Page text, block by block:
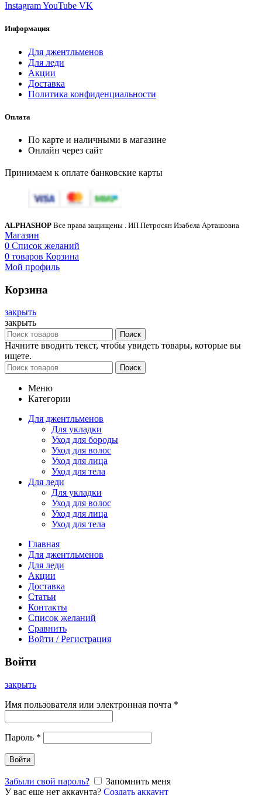
InstagramYouTube VK
Информация
Для джентльменов
Для леди
Акции
Доставка
Политика конфиденциальности
Оплата
По карте и наличными в магазине
Онлайн через сайт
Принимаем к оплате банковские карты
ALPHASHOP Все права защищены . ИП Петросян Изабела Арташовна
Магазин
0 Список желаний
0 товаров Корзина
Мой профиль
Корзина
закрыть
закрыть
Поиск
Начните вводить текст, чтобы увидеть товары, которые вы
ищете.
Поиск
Меню
Категории
Для джентльменов
Для укладки
Уход для бороды
Уход для волос
Уход для лица
Уход для тела
Для леди
Для укладки
Уход для волос
Уход для лица
Уход для тела
Главная
Для джентльменов
Для леди
Акции
Доставка
Статьи
Контакты
Список желаний
Сравнить
Войти / Регистрация
Войти
закрыть
Имя пользователя или электронная почта *
Пароль *
Войти
Забыли свой пароль?
Запомнить меня
У вас еще нет аккаунта? Создать аккаунт